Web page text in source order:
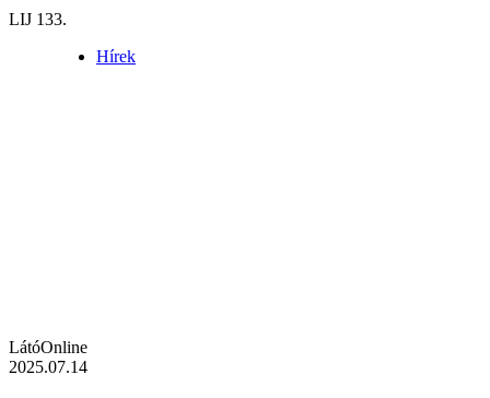
LIJ 133.
Hírek
LátóOnline
2025.07.14